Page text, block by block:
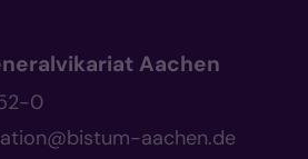
Aachen
0
aachen.de